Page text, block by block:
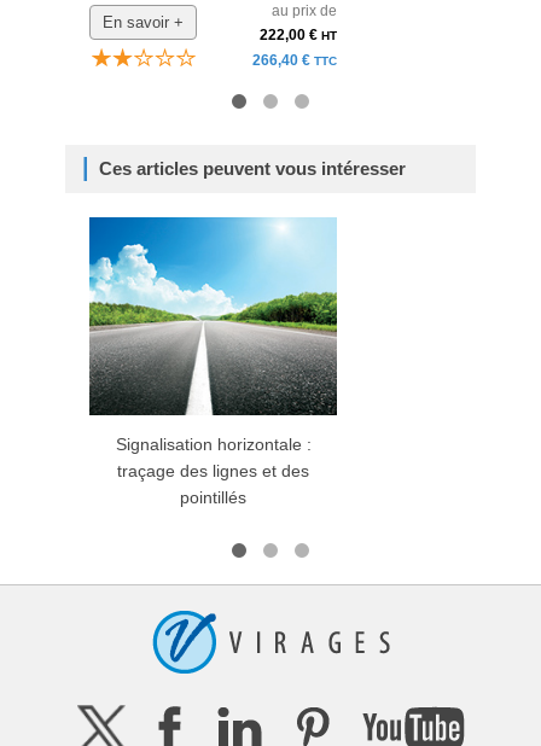
En savoir +
au prix de
222,00 € HT
266,40 € TTC
Ces articles peuvent vous intéresser
Signalisation horizontale :
traçage des lignes et des
pointillés